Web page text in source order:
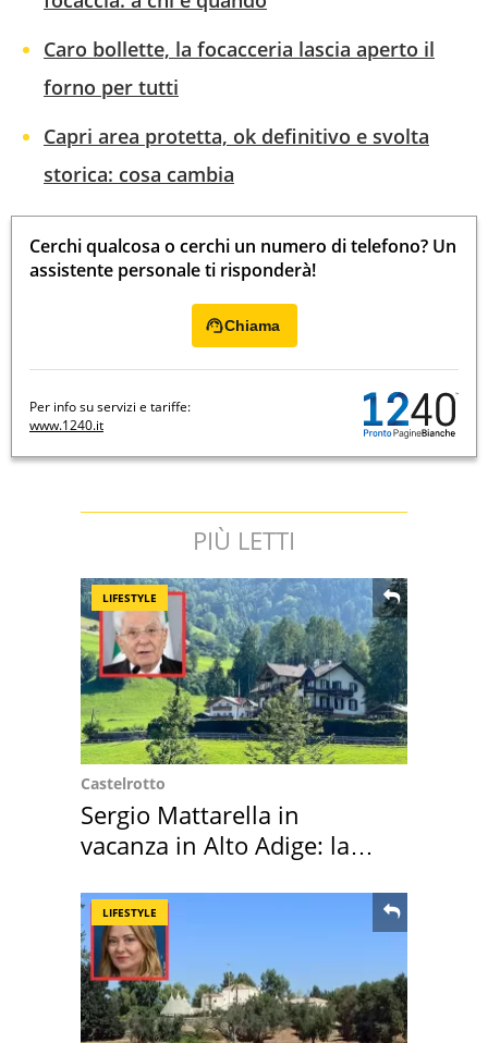
Caro bollette, la focacceria lascia aperto il
forno per tutti
Capri area protetta, ok definitivo e svolta
storica: cosa cambia
Cerchi qualcosa o cerchi un numero di telefono? Un
assistente personale ti risponderà!
Chiama
Per info su servizi e tariffe:
www.1240.it
PIÙ LETTI
LIFESTYLE
Castelrotto
Sergio Mattarella in
vacanza in Alto Adige: la
LIFESTYLE